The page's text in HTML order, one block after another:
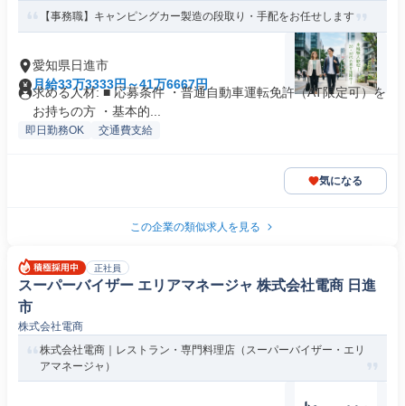
【事務職】キャンピングカー製造の段取り・手配をお任せします
愛知県日進市
月給33万3333円～41万6667円
求める人材: ■ 応募条件 ・普通自動車運転免許（AT限定可）を
お持ちの方 ・基本的...
即日勤務OK 交通費支給
気になる
この企業の類似求人を見る
正社員
スーパーバイザー エリアマネージャ 株式会社電商 日進
市
株式会社電商
株式会社電商｜レストラン・専門料理店（スーパーバイザー・エリ
アマネージャ）